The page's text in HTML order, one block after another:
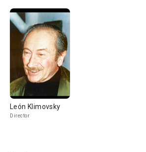
León Klimovsky
Director